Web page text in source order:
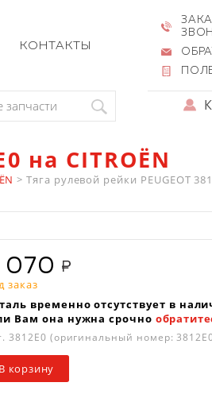
КОНТАКТЫ
на CITROËN
> Тяга рулевой рейки PEUGEOT
070
заказ
временно отсутствует в
Вам она нужна срочно
3812E0 (оригинальный номер:
В корзину